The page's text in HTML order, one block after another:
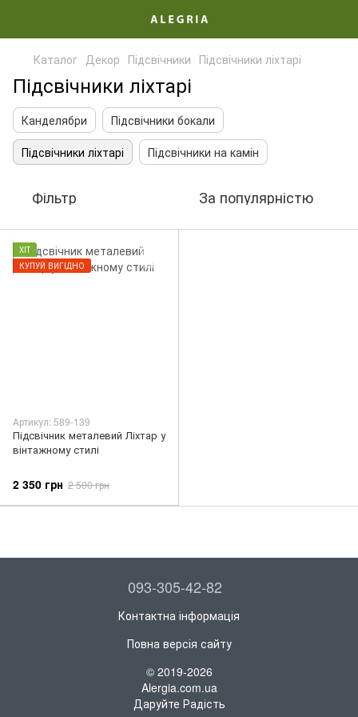
Каталог Декор Підсвічники Підсвічники ліхтарі
Підсвічники ліхтарі
Канделябри
Підсвічники бокали
Підсвічники ліхтарі
Підсвічники на камін
Фільтр За популярністю
ХІТ
КУПУЙ ВИГІДНО
Артикул: 589-139
Підсвічник металевий Ліхтар у
вінтажному стилі
2 350 грн 2 500 грн
093-305-42-82
Контактна інформація
Повна версія сайту
© 2019-2026
Alergia.com.ua
Даруйте Радість